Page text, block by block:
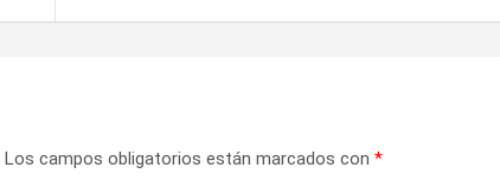
Los campos obligatorios están marcados con *